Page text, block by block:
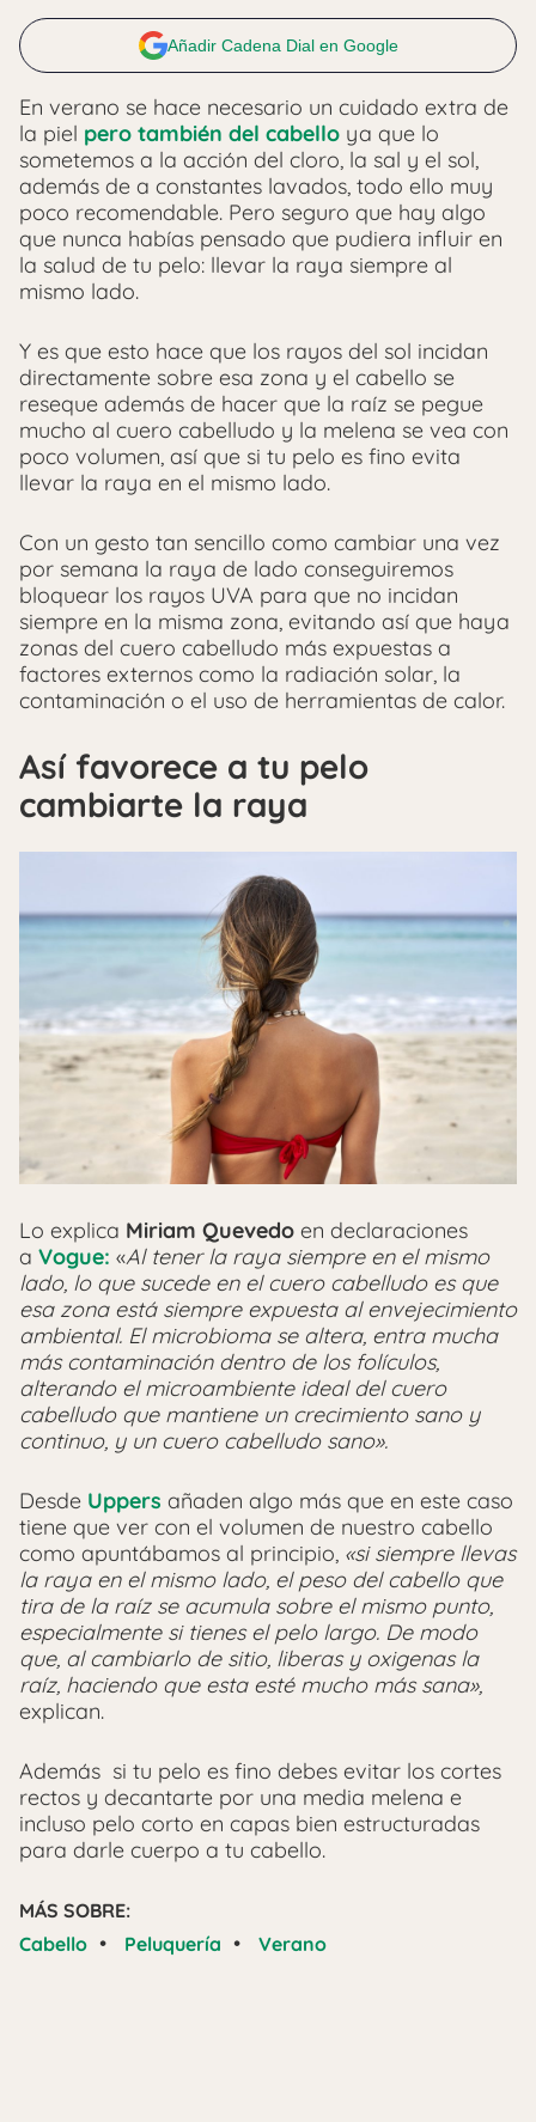
Añadir Cadena Dial en Google
En verano se hace necesario un cuidado extra de
la piel pero también del cabello ya que lo
sometemos a la acción del cloro, la sal y el sol,
además de a constantes lavados, todo ello muy
poco recomendable. Pero seguro que hay algo
que nunca habías pensado que pudiera influir en
la salud de tu pelo: llevar la raya siempre al
mismo lado.
Y es que esto hace que los rayos del sol incidan
directamente sobre esa zona y el cabello se
reseque además de hacer que la raíz se pegue
mucho al cuero cabelludo y la melena se vea con
poco volumen, así que si tu pelo es fino evita
llevar la raya en el mismo lado.
Con un gesto tan sencillo como cambiar una vez
por semana la raya de lado conseguiremos
bloquear los rayos UVA para que no incidan
siempre en la misma zona, evitando así que haya
zonas del cuero cabelludo más expuestas a
factores externos como la radiación solar, la
contaminación o el uso de herramientas de calor.
Así favorece a tu pelo
cambiarte la raya
Lo explica Miriam Quevedo en declaraciones
a Vogue: «Al tener la raya siempre en el mismo
lado, lo que sucede en el cuero cabelludo es que
esa zona está siempre expuesta al envejecimiento
ambiental. El microbioma se altera, entra mucha
más contaminación dentro de los folículos,
alterando el microambiente ideal del cuero
cabelludo que mantiene un crecimiento sano y
continuo, y un cuero cabelludo sano».
Desde Uppers añaden algo más que en este caso
tiene que ver con el volumen de nuestro cabello
como apuntábamos al principio, «si siempre llevas
la raya en el mismo lado, el peso del cabello que
tira de la raíz se acumula sobre el mismo punto,
especialmente si tienes el pelo largo. De modo
que, al cambiarlo de sitio, liberas y oxigenas la
raíz, haciendo que esta esté mucho más sana»,
explican.
Además si tu pelo es fino debes evitar los cortes
rectos y decantarte por una media melena e
incluso pelo corto en capas bien estructuradas
para darle cuerpo a tu cabello.
MÁS SOBRE:
Cabello • Peluquería • Verano